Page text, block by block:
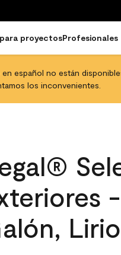
proyectosProfesionales
español no están
los inconvenientes.